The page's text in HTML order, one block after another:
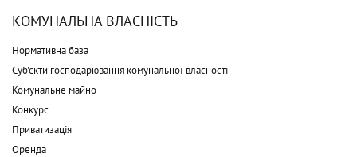
КОМУНАЛЬНА ВЛАСНІСТЬ
Нормативна база
Суб'єкти господарювання комунальної власності
Комунальне майно
Конкурс
Приватизація
Оренда